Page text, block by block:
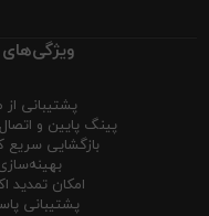
پشتیبانی
پینگ پایین و
بازگشایی سریع
امکان تمدید
پشتیبانی